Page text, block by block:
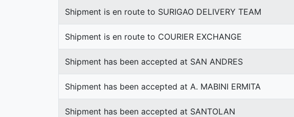
Shipment is en route to SURIGAO DELIVERY TEAM
Shipment is en route to COURIER EXCHANGE
Shipment has been accepted at SAN ANDRES
Shipment has been accepted at A. MABINI ERMITA
Shipment has been accepted at SANTOLAN